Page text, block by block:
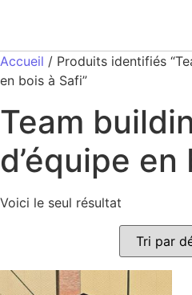
Accueil / Produits identifiés
en bois à Safi”
Team
d’équipe
Voici le seul résultat